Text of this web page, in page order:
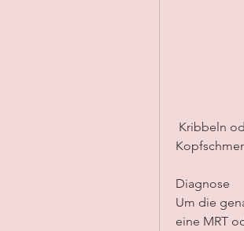
Diagnose
Um die
eine MRT